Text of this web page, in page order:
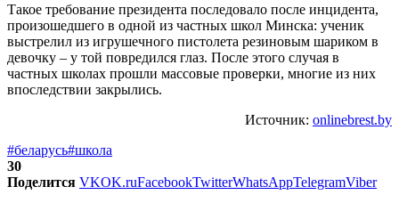
Такое требование президента последовало после инцидента,
произошедшего в одной из частных школ Минска: ученик
выстрелил из игрушечного пистолета резиновым шариком в
девочку – у той повредился глаз. После этого случая в
частных школах прошли массовые проверки, многие из них
впоследствии закрылись.
Источник: onlinebrest.by
#беларусь#школа
30
Поделится VKOK.ruFacebookTwitterWhatsAppTelegramViber